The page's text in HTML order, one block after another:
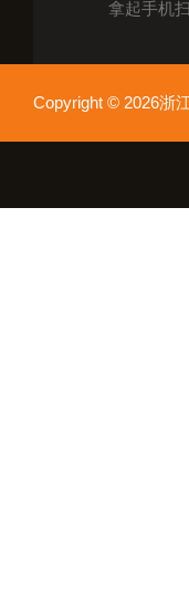
拿起手机
Copyright © 2026浙